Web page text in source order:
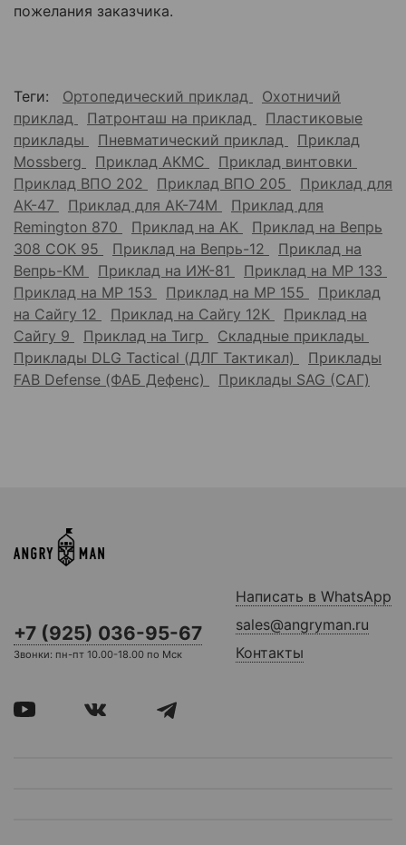
пожелания заказчика.
Теги: Ортопедический приклад
Охотничий
приклад
Патронташ на приклад
Пластиковые
приклады
Пневматический приклад
Приклад
Mossberg
Приклад АКМС
Приклад винтовки
Приклад ВПО 202
Приклад ВПО 205
Приклад для
АК-47
Приклад для АК-74М
Приклад для
Remington 870
Приклад на АК
Приклад на Вепрь
308 СОК 95
Приклад на Вепрь-12
Приклад на
Вепрь-КМ
Приклад на ИЖ-81
Приклад на МР 133
Приклад на МР 153
Приклад на МР 155
Приклад
на Сайгу 12
Приклад на Сайгу 12К
Приклад на
Сайгу 9
Приклад на Тигр
Складные приклады
Приклады DLG Tactical (ДЛГ Тактикал)
Приклады
FAB Defense (ФАБ Дефенс)
Приклады SAG (САГ)
+7 (925) 036-95-67
Звонки: пн-пт 10.00-18.00 по Мск
Написать в WhatsApp
sales@angryman.ru
Контакты